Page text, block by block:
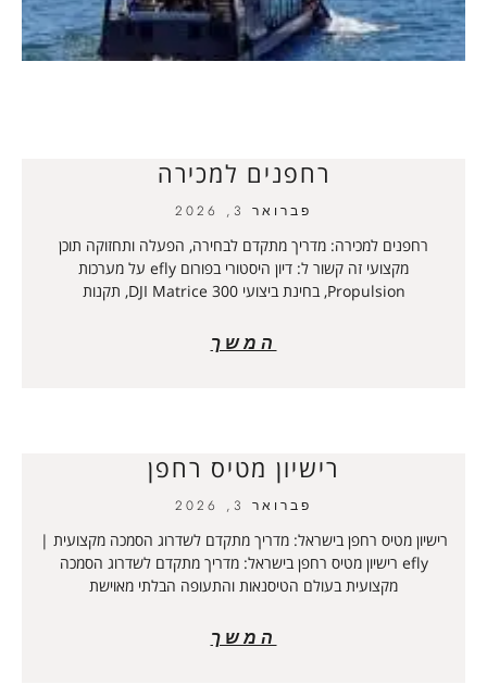
רחפנים למכירה
פברואר 3, 2026
רחפנים למכירה: מדריך מתקדם לבחירה, הפעלה ותחזוקה תוכן
מקצועי זה קשור ל: דיון היסטורי בפורום efly על מערכות
Propulsion, בחינת ביצועי DJI Matrice 300, תקנות
המשך
רישיון מטיס רחפן
פברואר 3, 2026
רישיון מטיס רחפן בישראל: מדריך מתקדם לשדרוג הסמכה מקצועית |
efly רישיון מטיס רחפן בישראל: מדריך מתקדם לשדרוג הסמכה
מקצועית בעולם הטיסנאות והתעופה הבלתי מאוישת
המשך